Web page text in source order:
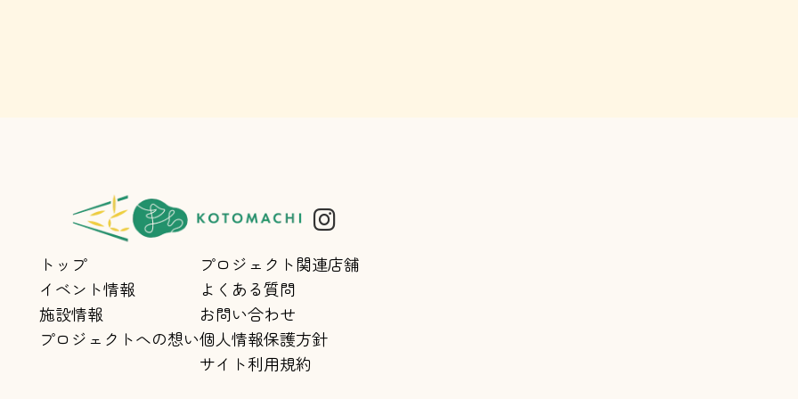
トップ
イベント情報
施設情報
プロジェクトへの想い
プロジェクト関連店舗
よくある質問
お問い合わせ
個人情報保護方針
サイト利用規約